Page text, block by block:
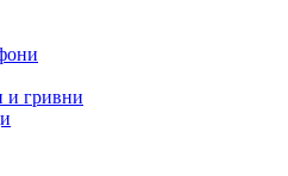
и гривни